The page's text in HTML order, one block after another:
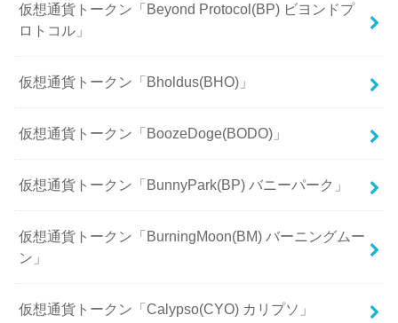
仮想通貨トークン「Beyond Protocol(BP) ビヨンドプ
ロトコル」
仮想通貨トークン「Bholdus(BHO)」
仮想通貨トークン「BoozeDoge(BODO)」
仮想通貨トークン「BunnyPark(BP) バニーパーク」
仮想通貨トークン「BurningMoon(BM) バーニングムー
ン」
仮想通貨トークン「Calypso(CYO) カリプソ」